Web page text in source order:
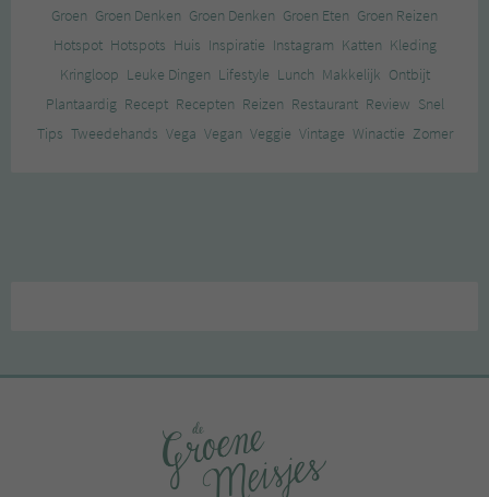
Groen Groen Denken Groen Denken Groen Eten Groen Reizen
Hotspot Hotspots Huis Inspiratie Instagram Katten Kleding
Kringloop Leuke Dingen Lifestyle Lunch Makkelijk Ontbijt
Plantaardig Recept Recepten Reizen Restaurant Review Snel
Tips Tweedehands Vega Vegan Veggie Vintage Winactie Zomer